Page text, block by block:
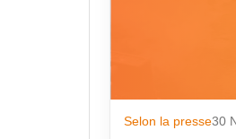
novembre 2024
octobre 2024
Selon la presse30